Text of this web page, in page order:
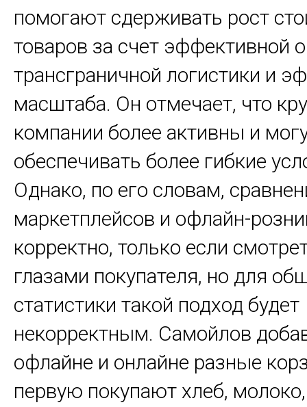
помогают сдерживать рост
товаров за счет эффективной
трансграничной логистики и
масштаба. Он отмечает, что
компании более активны и
обеспечивать более гибкие
Однако, по его словам,
маркетплейсов и офлайн-
корректно, только если
глазами покупателя, но для
статистики такой подход будет
некорректным. Самойлов
офлайне и онлайне разные
первую покупают хлеб,